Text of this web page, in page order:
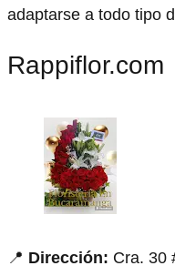
adaptarse a todo tipo
Rappiflor.com
📍 Dirección: Cra. 30